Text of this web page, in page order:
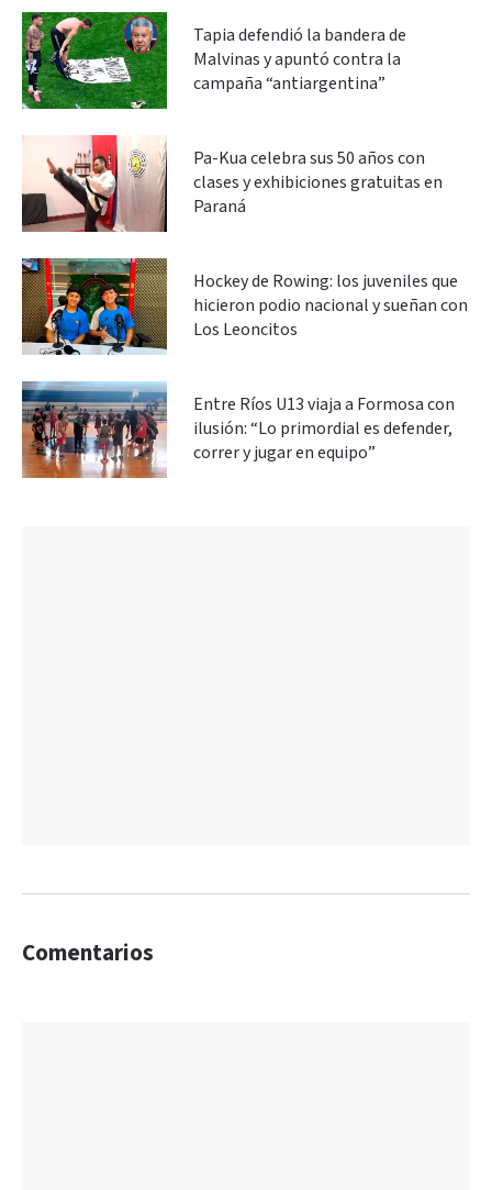
Tapia defendió la bandera de
Malvinas y apuntó contra la
campaña “antiargentina”
Pa-Kua celebra sus 50 años con
clases y exhibiciones gratuitas en
Paraná
Hockey de Rowing: los juveniles que
hicieron podio nacional y sueñan con
Los Leoncitos
Entre Ríos U13 viaja a Formosa con
ilusión: “Lo primordial es defender,
correr y jugar en equipo”
Comentarios